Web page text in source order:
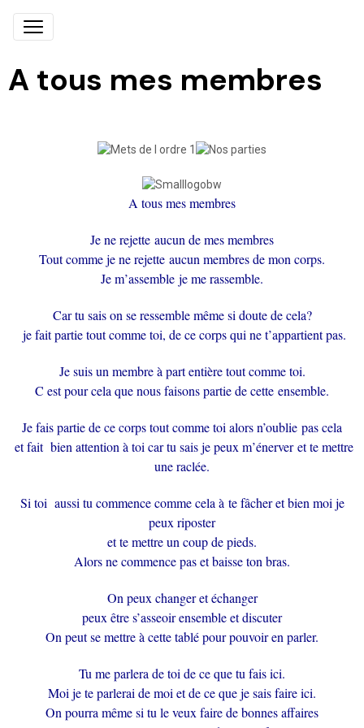
A tous mes membres
A tous mes membres
Je ne rejette aucun de mes membres
Tout comme je ne rejette aucun membres de mon corps.
Je m’assemble je me rassemble.
Car tu sais on se ressemble même si doute de cela?
je fait partie tout comme toi, de ce corps qui ne t’appartient pas.
Je suis un membre à part entière tout comme toi.
C est pour cela que nous faisons partie de cette ensemble.
Je fais partie de ce corps tout comme toi alors n’oublie pas cela
et fait bien attention à toi car tu sais je peux m’énerveret te mettre
une raclée.
Si toi aussi tu commence comme cela à te fâcher et bien moi je
peux riposter
et te mettre un coup de pieds.
Alors ne commence pas et baisse ton bras.
On peux changer et échanger
peux être s’asseoir ensemble et discuter
On peut se mettre à cette tablé pour pouvoir en parler.
Tu me parlera de toi de ce que tu fais ici.
Moi je te parlerai de moi et de ce que je sais faire ici.
On pourra même si tu le veux faire de bonnesaffaires